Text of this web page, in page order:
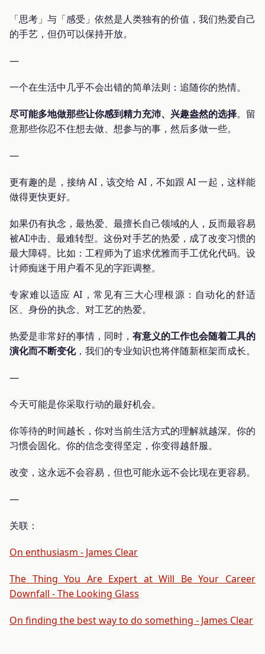
「思考」与「感受」依然是人类独有的价值，我们热爱自己
的手艺，但仍可以保持开放。
—
一个在生活中几乎不会出错的简单法则：追随你的热情。
尽可能多地做那些让你感到精力充沛、兴趣盎然的选择。留
意那些你忍不住想去做、想参与的事，然后多做一些。
—
更有趣的是，接纳 AI，该交给 AI，不如跟 AI 一起，这样能
做得更快更好。
如果仍有执念，最热爱、最擅长自己领域的人，反而最容易
被AI冲击、最难转型。这份对手艺的热爱，成了改变习惯的
最大障碍。比如：工程师为了追求优雅而手工优化代码。设
计师痴迷于用户看不见的字距调整。
专家难以适应 AI，常见有三大心理根源：自动化的舒适
区、身份的执念、对工艺的热爱。
热爱是非常好的事情，同时， 有意义的工作也会随着工具的
演化而不断变化，我们的专业知识也将伴随新框架而成长。
—
今天可能是你采取行动的最好机会。
你等待的时间越长，你对当前生活方式的理解就越深。你的
习惯会固化。你的信念变得坚定，你变得越舒服。
改变，这永远不会容易，但也可能永远不会比现在更容易。
—
关联：
On enthusiasm - James Clear
The Thing You Are Expert at Will Be Your Career
Downfall - The Looking Glass
On finding the best way to do something - James Clear